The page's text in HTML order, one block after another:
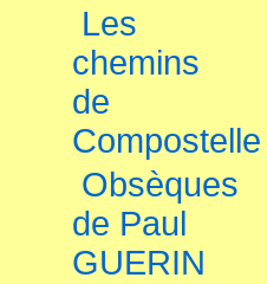
Les
chemins
de
Compostelle
Obsèques
de Paul
GUERIN